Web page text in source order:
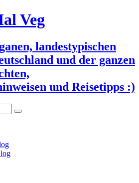
Veg
landestypischen
und der ganzen
und Reisetipps :)